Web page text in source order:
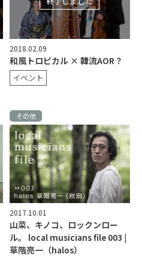
2018.02.09
和風トロピカル × 韓流AOR？
イベント
その他
2017.10.01
山菜、キノコ、ロックンロー
ル。 local musicians file 003 |
草階亮一（halos）